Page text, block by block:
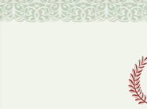
Выберите язык